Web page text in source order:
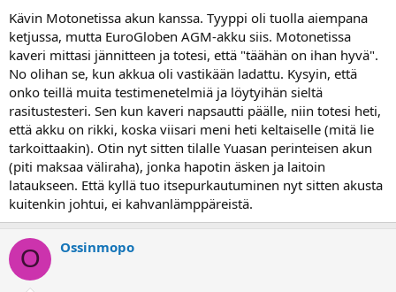
Kävin Motonetissa akun kanssa. Tyyppi oli tuolla aiempana
ketjussa, mutta EuroGloben AGM-akku siis. Motonetissa
kaveri mittasi jännitteen ja totesi, että "täähän on ihan hyvä".
No olihan se, kun akkua oli vastikään ladattu. Kysyin, että
onko teillä muita testimenetelmiä ja löytyihän sieltä
rasitustesteri. Sen kun kaveri napsautti päälle, niin totesi heti,
että akku on rikki, koska viisari meni heti keltaiselle (mitä lie
tarkoittaakin). Otin nyt sitten tilalle Yuasan perinteisen akun
(piti maksaa väliraha), jonka hapotin äsken ja laitoin
lataukseen. Että kyllä tuo itsepurkautuminen nyt sitten akusta
kuitenkin johtui, ei kahvanlämppäreistä.
O Ossinmopo